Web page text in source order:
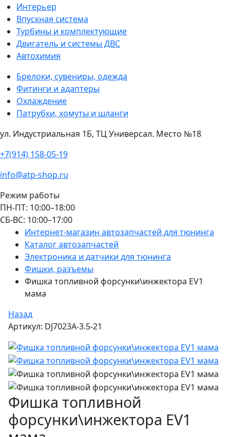
Интерьер
Впускная система
Турбины и комплектующие
Двигатель и системы ДВС
Автохимия
Брелоки, сувениры, одежда
Фитинги и адаптеры
Охлаждение
Патрубки, хомуты и шланги
ул. Индустриальная 1Б, ТЦ Универсал. Место №18
+7(914) 158-05-19
info@atp-shop.ru
Режим работы
ПН-ПТ: 10:00–18:00
СБ-ВС: 10:00–17:00
Интернет-магазин автозапчастей для тюнинга
Каталог автозапчастей
Электроника и датчики для тюнинга
Фишки, разъемы
Фишка топливной форсунки\инжектора EV1
мама
Назад
Артикул: DJ7023A-3.5-21
Фишка топливной
форсунки\инжектора EV1